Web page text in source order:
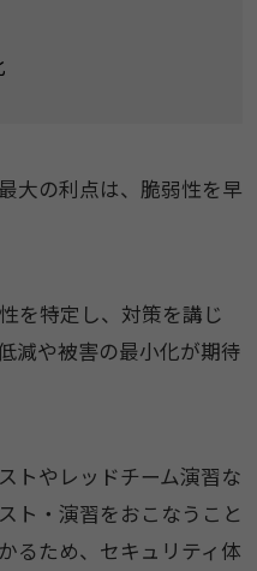
大の利点は、脆弱性を早
を特定し、対策を講じ
減や被害の最小化が期待
トやレッドチーム演習な
ト・演習をおこなうこと
るため、セキュリティ体